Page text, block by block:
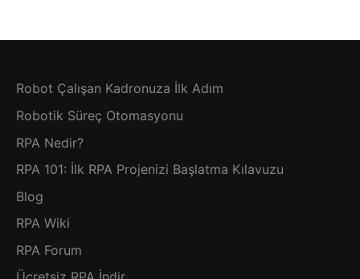
Robot Çalışan Kadronuza İlk Adım
Robotik Süreç Otomasyonu
RPA Nedir?
RPA 101: İlk RPA Projenizi Başlatma Kılavuzu
Blog
RPA Wiki
RPA Forum